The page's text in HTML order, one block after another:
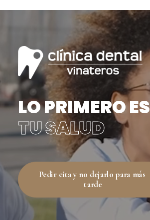
LO PRIMERO ES
TU SALUD
Pedir cita y no dejarlo para más
tarde